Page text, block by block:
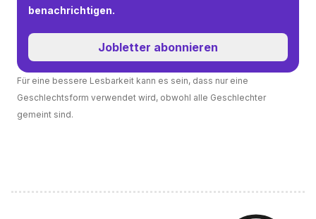
benachrichtigen.
Jobletter abonnieren
Für eine bessere Lesbarkeit kann es sein, dass nur eine
Geschlechtsform verwendet wird, obwohl alle Geschlechter
gemeint sind.